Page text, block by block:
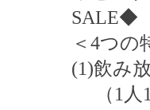
SALE◆
＜4つの
(1)飲み
（1人1